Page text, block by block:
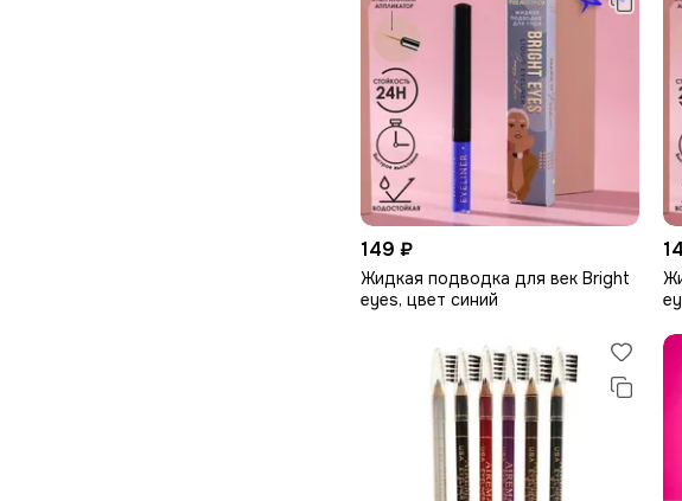
149 ₽
Жидкая подводка для век Bright
eyes, цвет синий